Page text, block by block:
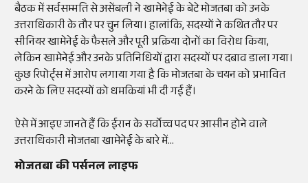
बैठक में सर्वसम्मति से असेंबली ने खामेनेई के बेटे मोजतबा को उनके
उत्तराधिकारी के तौर पर चुन लिया। हालांकि, सदस्यों ने कथित तौर पर
सीनियर खामेनेई के फैसले और पूरी प्रक्रिया दोनों का विरोध किया,
लेकिन खामेनेई और उनके प्रतिनिधियों द्वारा सदस्यों पर दबाव डाला गया।
कुछ रिपोर्ट्स में आरोप लगाया गया है कि मोजतबा के चयन को प्रभावित
करने के लिए सदस्यों को धमकियां भी दी गई हैं।
ऐसे में आइए जानते हैं कि ईरान के सर्वोच्च पद पर आसीन होने वाले
उत्तराधिकारी मोजतबा खामेनेई के बारे में...
मोजतबा की पर्सनल लाइफ